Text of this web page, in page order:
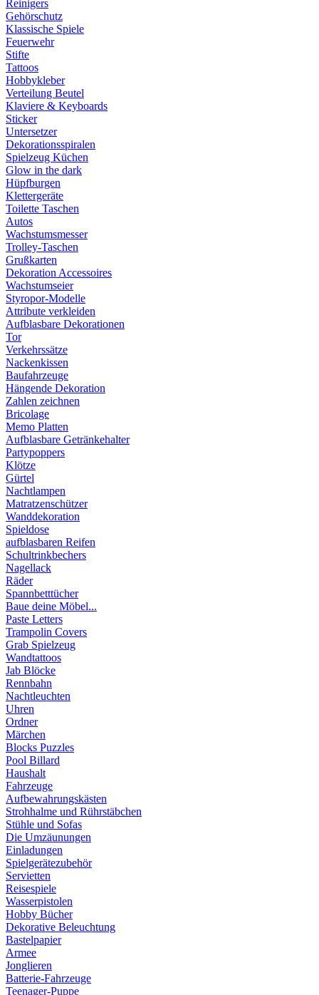
Reinigers
Gehörschutz
Klassische Spiele
Feuerwehr
Stifte
Tattoos
Hobbykleber
Verteilung Beutel
Klaviere & Keyboards
Sticker
Untersetzer
Dekorationsspiralen
Spielzeug Küchen
Glow in the dark
Hüpfburgen
Klettergeräte
Toilette Taschen
Autos
Wachstumsmesser
Trolley-Taschen
Grußkarten
Dekoration Accessoires
Wachstumseier
Styropor-Modelle
Attribute verkleiden
Aufblasbare Dekorationen
Tor
Verkehrssätze
Nackenkissen
Baufahrzeuge
Hängende Dekoration
Zahlen zeichnen
Bricolage
Memo Platten
Aufblasbare Getränkehalter
Partypoppers
Klötze
Gürtel
Nachtlampen
Matratzenschützer
Wanddekoration
Spieldose
aufblasbaren Reifen
Schultrinkbechers
Nagellack
Räder
Spannbetttücher
Baue deine Möbel...
Paste Letters
Trampolin Covers
Grab Spielzeug
Wandtattoos
Jab Blöcke
Rennbahn
Nachtleuchten
Uhren
Ordner
Märchen
Blocks Puzzles
Pool Billard
Haushalt
Fahrzeuge
Aufbewahrungskästen
Strohhalme und Rührstäbchen
Stühle und Sofas
Die Umzäunungen
Einladungen
Spielgerätezubehör
Servietten
Reisespiele
Wasserpistolen
Hobby Bücher
Dekorative Beleuchtung
Bastelpapier
Armee
Jonglieren
Batterie-Fahrzeuge
Teenager-Puppe